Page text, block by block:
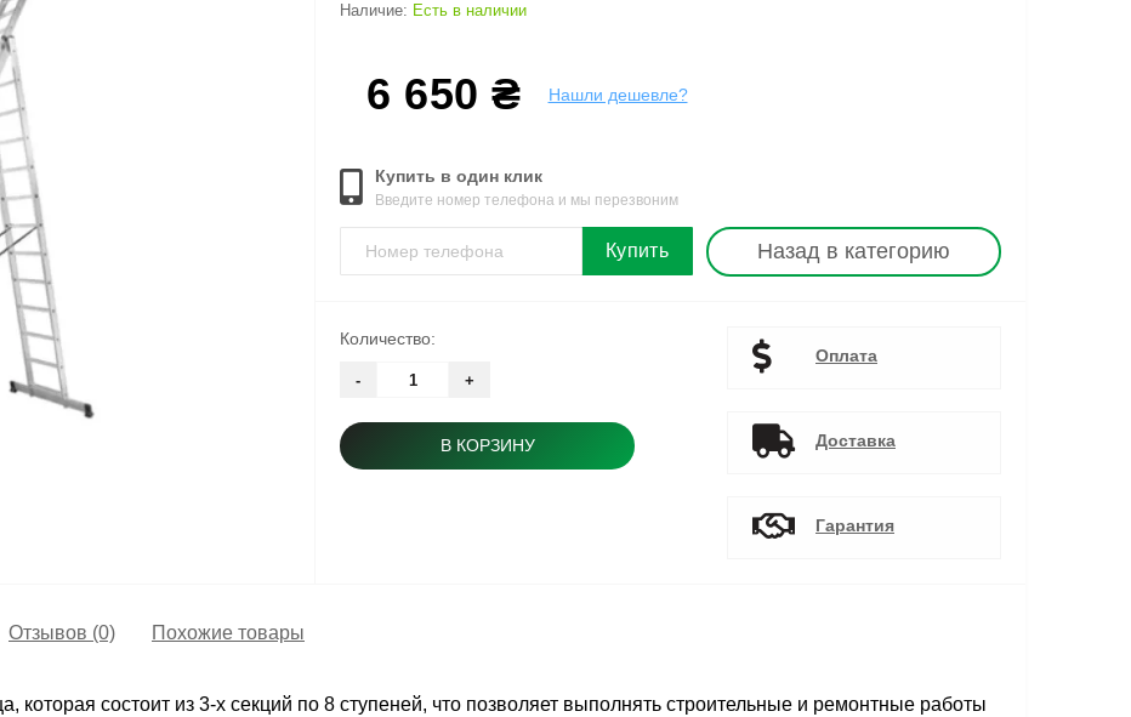
Наличие: Есть в наличии
6 650 ₴ Нашли дешевле?
Купить в один клик
Введите номер телефона и мы перезвоним
Купить Назад в категорию
Количество:
- +
В КОРЗИНУ
Оплата
Доставка
Гарантия
Отзывов (0) Похожие товары
которая состоит из 3-х секций по 8 ступеней, что позволяет выполнять строительные и ремонтные работы